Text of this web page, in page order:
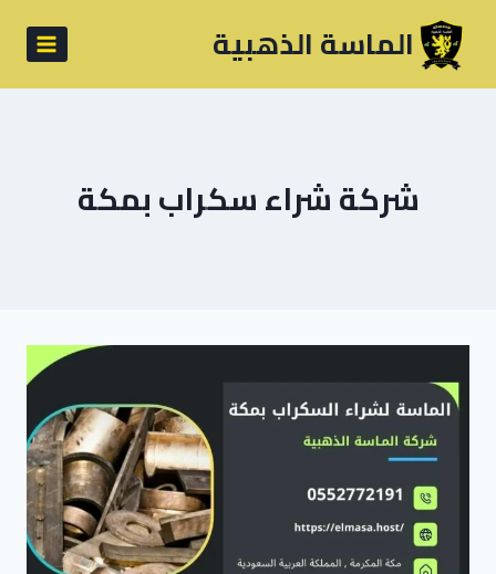
المحتوى
الماسة الذهبية
شركة شراء سكراب بمكة